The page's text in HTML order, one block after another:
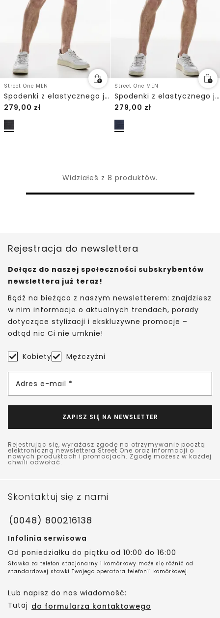
Street One MEN
Spodenki z elastycznego jeansu
279,00 zł
Street One MEN
Spodenki z elastycznego jeansu
279,00 zł
Widziałeś z 8 produktów.
Rejestracja do newslettera
Dołącz do naszej społeczności subskrybentów
newslettera już teraz!
Bądź na bieżąco z naszym newsletterem: znajdziesz
w nim informacje o aktualnych trendach, porady
dotyczące stylizacji i ekskluzywne promocje –
odtąd nic Ci nie umknie!
Kobiety Mężczyźni
Adres e-mail *
ZAPISZ SIĘ NA NEWSLETTER
Rejestrując się, wyrażasz zgodę na otrzymywanie pocztą
elektroniczną newslettera Street One oraz informacji o
nowych produktach i promocjach. Zgodę możesz w każdej
chwili odwołać.
Skontaktuj się z nami
(0048) 800216138
Infolinia serwisowa
Od poniedziałku do piątku od 10:00 do 16:00
Stawka za telefon stacjonarny i komórkowy może się różnić od
standardowej stawki Twojego operatora telefonii komórkowej.
Lub napisz do nas wiadomość:
Tutaj do formularza kontaktowego